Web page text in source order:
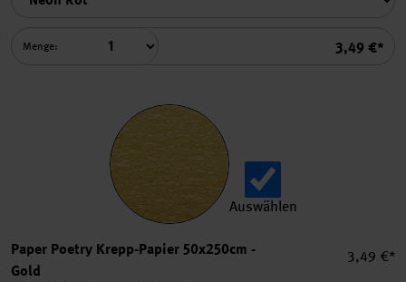
Summe
3,49 €*
Menge:
Auswählen
Paper Poetry Krepp-Papier 50x250cm -
Gold
3,49 €*